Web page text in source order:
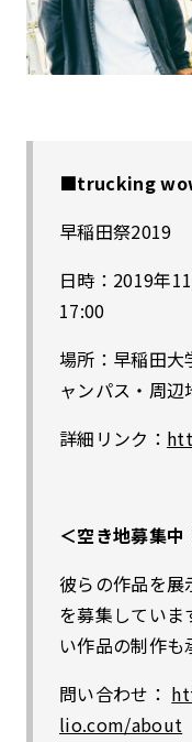
■trucking
早稲田祭2019
日時：2019年
17:00
場所：早稲田大
ャンパス・周辺
詳細リンク：
＜空き地募集中
彼らの作品を展
を募集していま
い作品の制作も
問い合わせ：
lio.com/about